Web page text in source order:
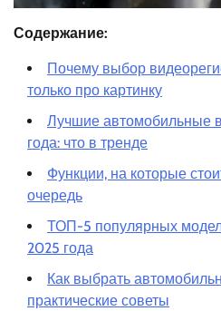
Содержание:
Почему выбор
только про картинку
Лучшие автомобильные
года: что в тренде
Функции, на которые
очередь
ТОП-5 популярных
2025 года
Как выбрать
практические советы